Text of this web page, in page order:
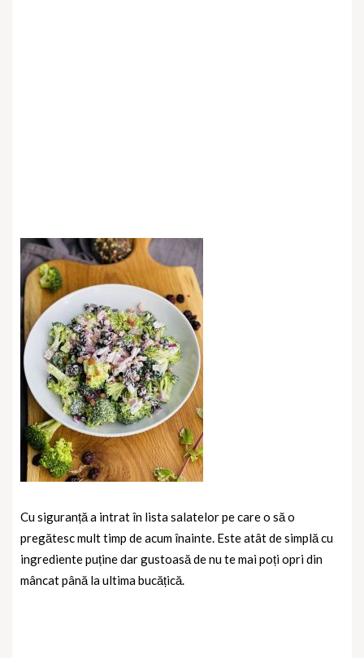
Cu siguranță a intrat în lista salatelor pe care o să o
pregătesc mult timp de acum înainte. Este atât de simplă cu
ingrediente puține dar gustoasă de nu te mai poți opri din
mâncat până la ultima bucățică.